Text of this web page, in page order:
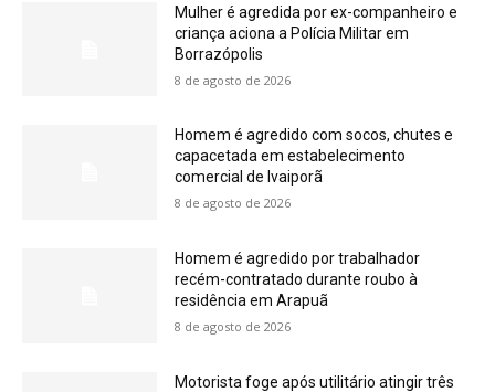
Mulher é agredida por ex-companheiro e
criança aciona a Polícia Militar em
Borrazópolis
8 de agosto de 2026
Homem é agredido com socos, chutes e
capacetada em estabelecimento
comercial de Ivaiporã
8 de agosto de 2026
Homem é agredido por trabalhador
recém-contratado durante roubo à
residência em Arapuã
8 de agosto de 2026
Motorista foge após utilitário atingir três